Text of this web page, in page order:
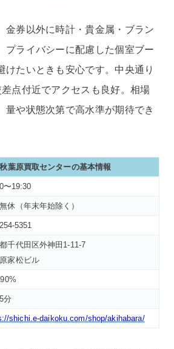
金券以外に時計・貴金属・ブラン
プライバシーに配慮した個室ブー
けたいときも安心です。中央通り
点付近でアクセスも良好。相場
量や状態次第で高水準が期待でき
葉原買取センターの基本情報
〜19:30
休（年末年始除く）
5351
千代田区外神田1-11-7
家松ビル
分
shichi.e-daikoku.com/shop/akihabara/